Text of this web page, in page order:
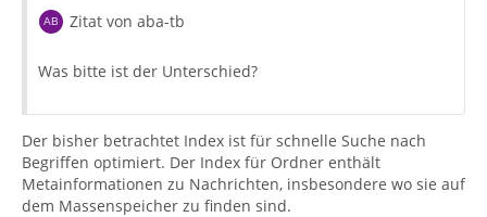
Zitat von aba-tb
Was bitte ist der Unterschied?
Der bisher betrachtet Index ist für schnelle Suche nach
Begriffen optimiert. Der Index für Ordner enthält
Metainformationen zu Nachrichten, insbesondere wo sie auf
dem Massenspeicher zu finden sind.